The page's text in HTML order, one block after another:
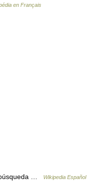
en Français
… Wikipedia Español